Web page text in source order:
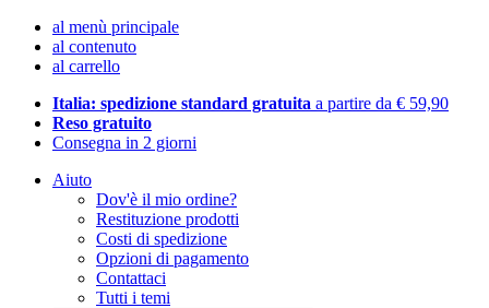
al menù principale
al contenuto
al carrello
Italia: spedizione standard gratuita a partire da € 59,90
Reso gratuito
Consegna in 2 giorni
Aiuto
Dov'è il mio ordine?
Restituzione prodotti
Costi di spedizione
Opzioni di pagamento
Contattaci
Tutti i temi